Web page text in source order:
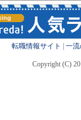
転職情報サイト 一
Copyright (C)